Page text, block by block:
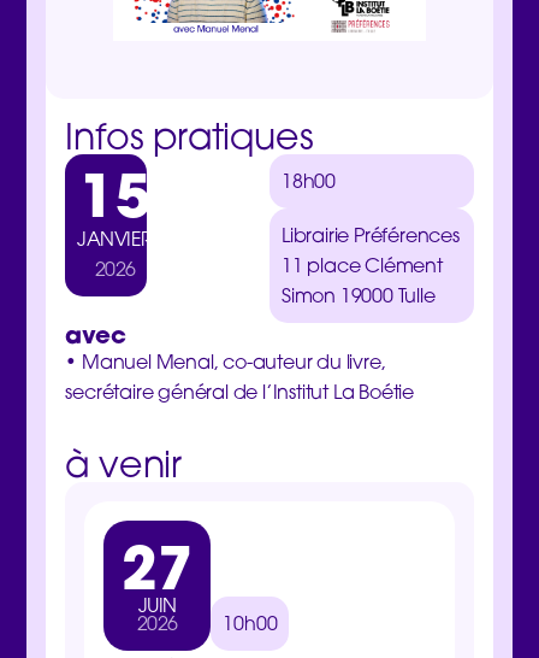
Infos pratiques
15
JANVIER
2026
18h00
Librairie Préférences
11 place Clément
Simon 19000 Tulle
avec
• Manuel Menal, co-auteur du livre,
secrétaire général de l’Institut La Boétie
à venir
27
JUIN
2026
10h00